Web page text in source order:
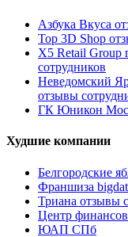
Азбука Вкуса
Top 3D Shop
X5 Retail Group
сотрудников
Неведомский
отзывы
ГК Юникон
Худшие компании
Белгородские
Франшиза
Триана отзывы
Центр
ЮАП СПб